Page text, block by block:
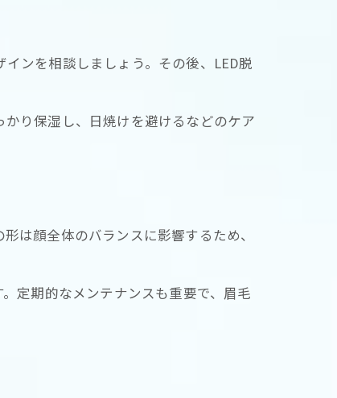
ンを相談しましょう。その後、LED脱
り保湿し、日焼けを避けるなどのケア
は顔全体のバランスに影響するため、
定期的なメンテナンスも重要で、眉毛